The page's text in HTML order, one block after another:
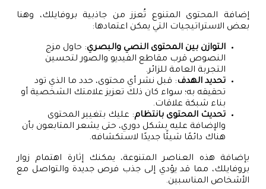
إضافة المحتوى المتنوع تُعزز من جاذبية بروفايلك، وهنا
بعض الاستراتيجيات التي يمكن اعتمادها:
التوازن بين المحتوى النصي والبصري: حاول مزج
النصوص قرب مقاطع الفيديو والصور لتحسين
التجربة العامة للزائر.
تحديد الهدف: قبل نشر أي محتوى، حدد ما الذي تود
تحقيقه به؛ سواء كان ذلك تعزيز علامتك الشخصية أو
بناء شبكة علاقات.
تحديث المحتوى بانتظام: عليك بتغيير المحتوى
والإضافة عليه بشكل دوري، حتى يشعر المتابعون بأن
هناك دائمًا شيئًا جديدًا لاستكشافه.
بإضافة هذه العناصر المتنوعة، يمكنك إثارة اهتمام زوار
بروفايلك، مما قد يؤدي إلى جذب فرص جديدة والتواصل مع
الأشخاص المناسبين.